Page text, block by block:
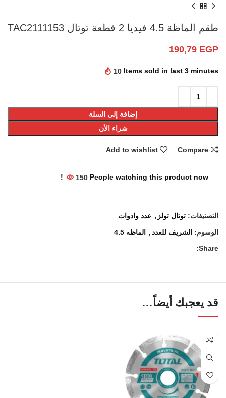
طقم الماظة 4.5 فيديا 2 قطعة توتال TAC2111153
190,79 EGP
10 Items sold in last 3 minutes
إضافة إلى السلة
شراء الأن
Compare
Add to wishlist
150 People watching this product now!
التصنيفات: توتال تولز , عدد وادوات
الوسوم: الشريف للعدد,
الماظه 4.5
Share:
قد يعجبك أيضاً…